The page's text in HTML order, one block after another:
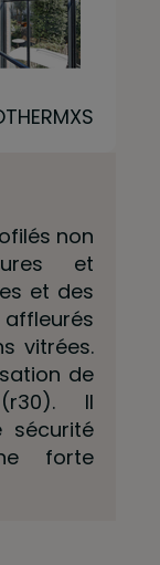
non
et
et des
affleurés
vitrées.
de
Il
sécurité
forte